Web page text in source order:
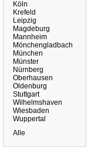
Köln
Krefeld
Leipzig
Magdeburg
Mannheim
Mönchengladbach
München
Münster
Nürnberg
Oberhausen
Oldenburg
Stuttgart
Wilhelmshaven
Wiesbaden
Wuppertal
Alle